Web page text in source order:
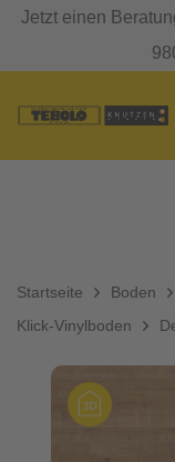
Jetzt einen
Startseite Boden
Klick-Vinylboden